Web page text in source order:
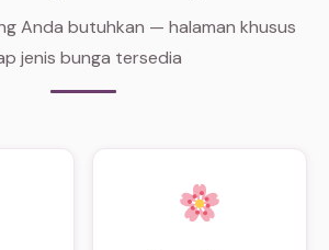
Anda butuhkan — halaman khusus
jenis bunga tersedia